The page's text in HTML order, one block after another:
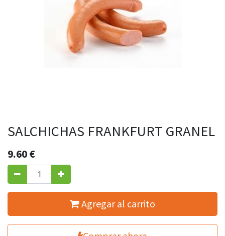
SALCHICHAS FRANKFURT GRANEL
9.60€
Agregar al carrito